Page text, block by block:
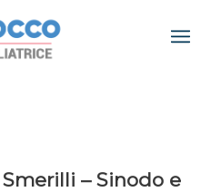
– Sinodo e